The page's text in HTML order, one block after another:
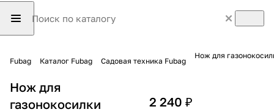
Fubag Каталог Fubag Садовая техника Fubag
Нож для
Нож для
газонокосилки
2 240 ₽